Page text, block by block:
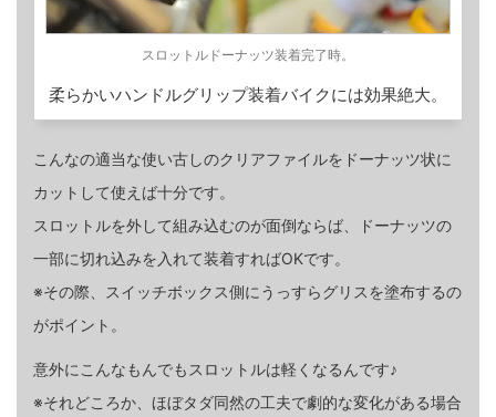
スロットルドーナッツ装着完了時。
柔らかいハンドルグリップ装着バイクには効果絶大。
こんなの適当な使い古しのクリアファイルをドーナッツ状に
カットして使えば十分です。
スロットルを外して組み込むのが面倒ならば、ドーナッツの
一部に切れ込みを入れて装着すればOKです。
※その際、スイッチボックス側にうっすらグリスを塗布するの
がポイント。
意外にこんなもんでもスロットルは軽くなるんです♪
※それどころか、ほぼタダ同然の工夫で劇的な変化がある場合